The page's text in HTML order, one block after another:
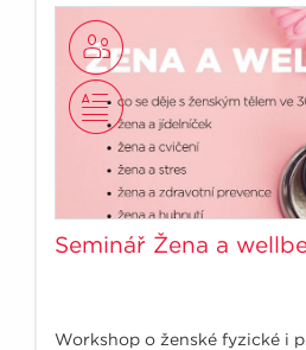
Seminář Žena a
Workshop o ženské fyzické i